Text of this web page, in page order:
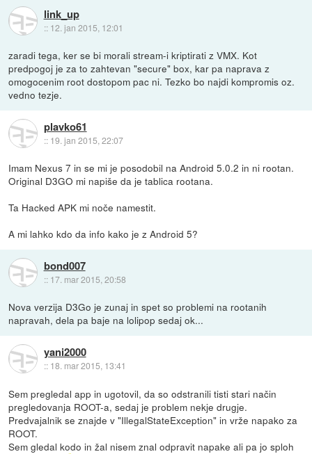
link_up
:: 12. jan 2015, 12:01
zaradi tega, ker se bi morali stream-i kriptirati z VMX. Kot
predpogoj je za to zahtevan "secure" box, kar pa naprava z
omogocenim root dostopom pac ni. Tezko bo najdi kompromis oz.
vedno tezje.
plavko61
:: 19. jan 2015, 22:07
Imam Nexus 7 in se mi je posodobil na Android 5.0.2 in ni rootan.
Original D3GO mi napiše da je tablica rootana.
Ta Hacked APK mi noče namestit.
A mi lahko kdo da info kako je z Android 5?
bond007
:: 17. mar 2015, 20:58
Nova verzija D3Go je zunaj in spet so problemi na rootanih
napravah, dela pa baje na lolipop sedaj ok...
yani2000
:: 18. mar 2015, 13:41
Sem pregledal app in ugotovil, da so odstranili tisti stari način
pregledovanja ROOT-a, sedaj je problem nekje drugje.
Predvajalnik se znajde v "IllegalStateException" in vrže napako za
ROOT.
Sem gledal kodo in žal nisem znal odpravit napake ali pa jo sploh